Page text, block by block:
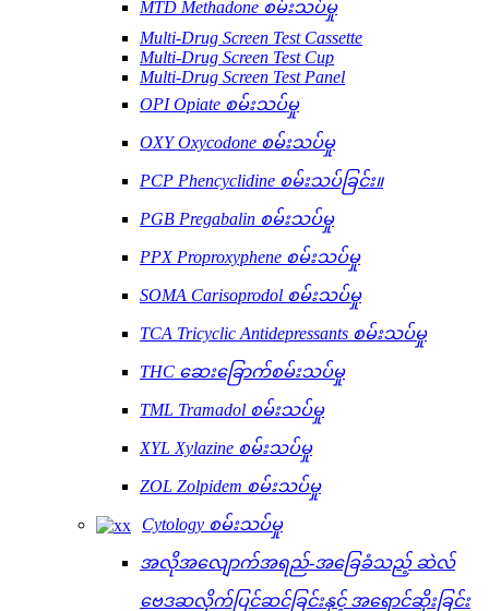
MTD Methadone စမ်းသပ်မှု
Multi-Drug Screen Test Cassette
Multi-Drug Screen Test Cup
Multi-Drug Screen Test Panel
OPI Opiate စမ်းသပ်မှု
OXY Oxycodone စမ်းသပ်မှု
PCP Phencyclidine စမ်းသပ်ခြင်း။
PGB Pregabalin စမ်းသပ်မှု
PPX Proproxyphene စမ်းသပ်မှု
SOMA Carisoprodol စမ်းသပ်မှု
TCA Tricyclic Antidepressants စမ်းသပ်မှု
THC ဆေးခြောက်စမ်းသပ်မှု
TML Tramadol စမ်းသပ်မှု
XYL Xylazine စမ်းသပ်မှု
ZOL Zolpidem စမ်းသပ်မှု
Cytology စမ်းသပ်မှု
အလိုအလျောက်အရည်-အခြေခံသည့် ဆဲလ်
ဗေဒဆလိုက်ပြင်ဆင်ခြင်းနှင့် အရောင်ဆိုးခြင်း